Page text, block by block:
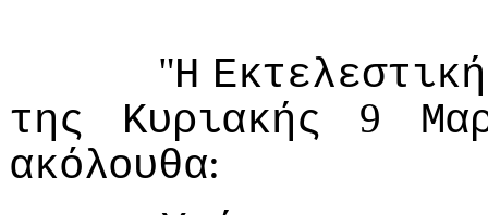
"Η Εκτελεστική
της
Κυριακής 9
ακόλoυθα: